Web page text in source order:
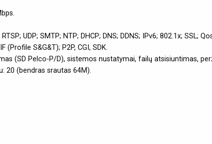
UDP; SMTP; NTP; DHCP; DNS; DDNS; IPv6; 802.1x; SSL;
(Profile S&G&T); P2P, CGI, SDK.
(SD Pelco-P/D), sistemos nustatymai, failų atsisiuntimas,
20 (bendras srautas 64M).